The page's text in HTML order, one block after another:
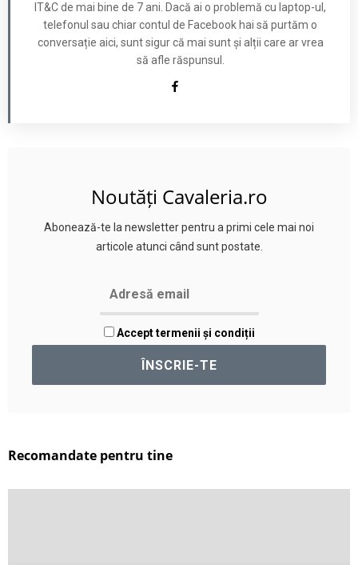
IT&C de mai bine de 7 ani. Dacă ai o problemă cu laptop-ul,
telefonul sau chiar contul de Facebook hai să purtăm o
conversație aici, sunt sigur că mai sunt și alții care ar vrea
să afle răspunsul.
Noutăți Cavaleria.ro
Abonează-te la newsletter pentru a primi cele mai noi
articole atunci când sunt postate.
Accept termenii și condiții
Recomandate pentru tine